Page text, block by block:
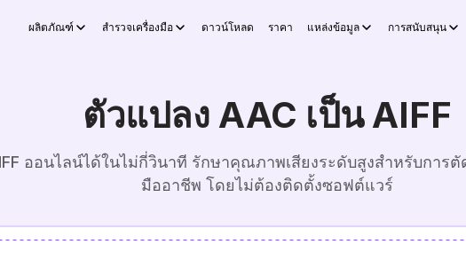
ผลิตภัณฑ์ สำรวจเครื่องมือ ดาวน์โหลด ราคา แหล่งข้อมูล การสนับสนุน
ตัวแปลง AAC เป็น AIFF
ออนไลน์ได้ในไม่กี่วินาที รักษาคุณภาพเสียงระดับสูงสำหรับการ
มืออาชีพ โดยไม่ต้องติดตั้งซอฟต์แวร์